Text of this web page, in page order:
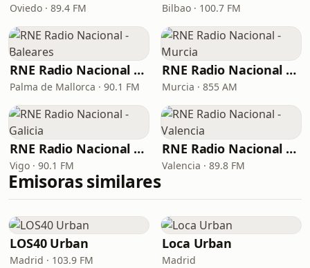
Oviedo · 89.4 FM Bilbao · 100.7 FM
RNE Radio Nacional - Baleares
Palma de Mallorca · 90.1 FM
RNE Radio Nacional - Murcia
Murcia · 855 AM
RNE Radio Nacional - Galicia
Vigo · 90.1 FM
RNE Radio Nacional - Valencia
Valencia · 89.8 FM
Emisoras similares
LOS40 Urban
Madrid · 103.9 FM
Loca Urban
Madrid